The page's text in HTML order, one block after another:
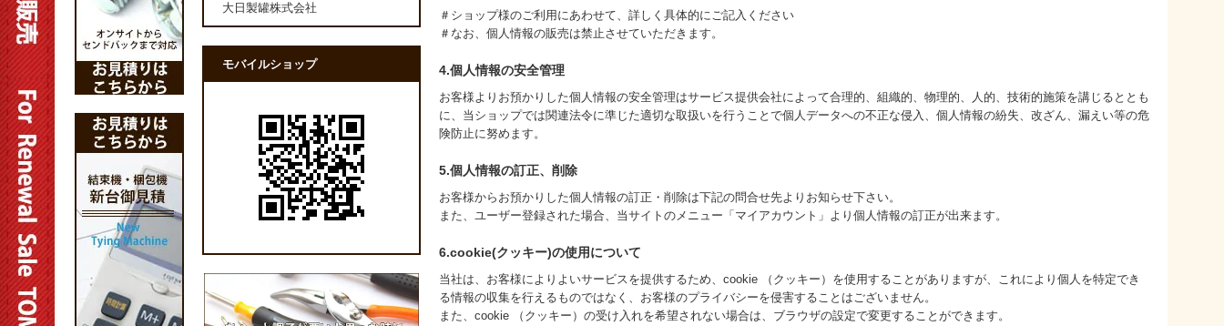
＃ショップ様のご利用にあわせて、詳しく具体的にご記入ください
＃なお、個人情報の販売は禁止させていただきます。
4.個人情報の安全管理
お客様よりお預かりした個人情報の安全管理はサービス提供会社によって合理的、組織的、物理的、人的、技術的施策を講じるととも
に、当ショップでは関連法令に準じた適切な取扱いを行うことで個人データへの不正な侵入、個人情報の紛失、改ざん、漏えい等の危
険防止に努めます。
5.個人情報の訂正、削除
お客様からお預かりした個人情報の訂正・削除は下記の問合せ先よりお知らせ下さい。
また、ユーザー登録された場合、当サイトのメニュー「マイアカウント」より個人情報の訂正が出来ます。
6.cookie(クッキー)の使用について
当社は、お客様によりよいサービスを提供するため、cookie （クッキー）を使用することがありますが、これにより個人を特定でき
る情報の収集を行えるものではなく、お客様のプライバシーを侵害することはございません。
また、cookie （クッキー）の受け入れを希望されない場合は、ブラウザの設定で変更することができます。
大日製罐株式会社
モバイルショップ